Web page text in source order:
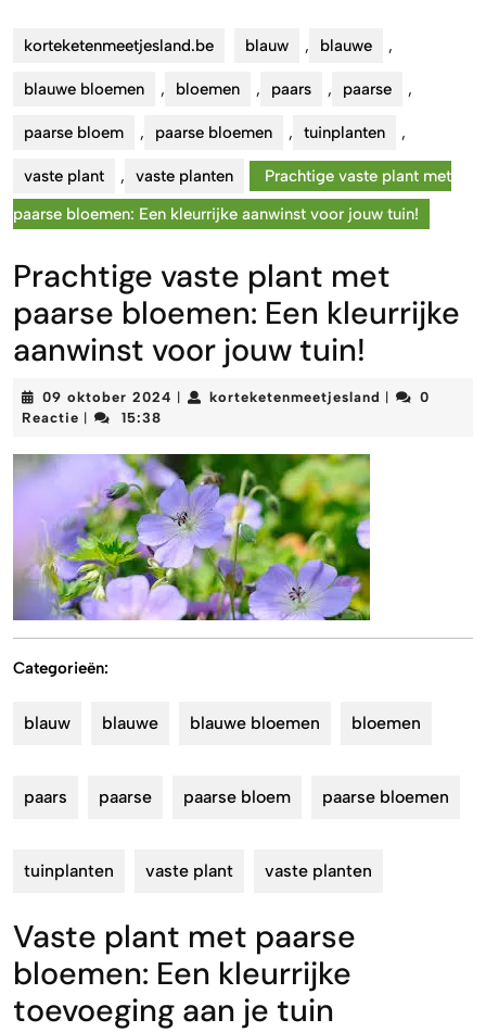
korteketenmeetjesland.be blauw , blauwe ,
blauwe bloemen , bloemen , paars , paarse ,
paarse bloem , paarse bloemen , tuinplanten ,
vaste plant , vaste planten
Prachtige vaste plant met
paarse bloemen: Een kleurrijke aanwinst voor jouw tuin!
Prachtige vaste plant met
paarse bloemen: Een kleurrijke
aanwinst voor jouw tuin!
09 oktober 2024 09
korteketenmeetjesland
0
Reactie
15:38
Categorieën:
blauw blauwe blauwe bloemen bloemen
paars paarse paarse bloem paarse bloemen
tuinplanten vaste plant vaste planten
Vaste plant met paarse
bloemen: Een kleurrijke
toevoeging aan je tuin